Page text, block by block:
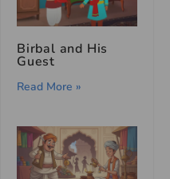
Birbal and His
Guest
Read More »